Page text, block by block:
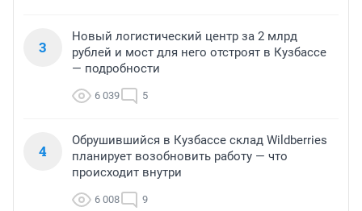
3
Новый логистический центр за 2 млрд
рублей и мост для него отстроят в Кузбассе
— подробности
6 039 5
4
Обрушившийся в Кузбассе склад Wildberries
планирует возобновить работу — что
происходит внутри
6 008 9